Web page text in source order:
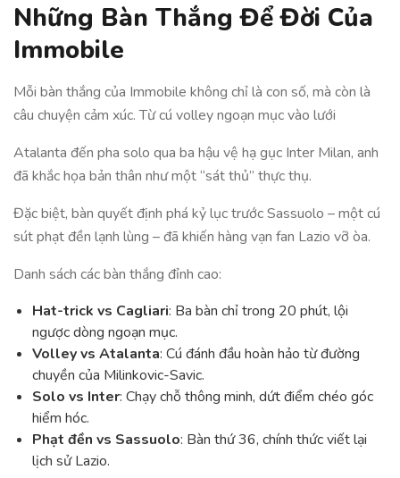
Những Bàn Thắng Để Đời Của
Immobile
Mỗi bàn thắng của Immobile không chỉ là con số, mà còn là
câu chuyện cảm xúc. Từ cú volley ngoạn mục vào lưới
Atalanta đến pha solo qua ba hậu vệ hạ gục Inter Milan, anh
đã khắc họa bản thân như một “sát thủ” thực thụ.
Đặc biệt, bàn quyết định phá kỷ lục trước Sassuolo – một cú
sút phạt đền lạnh lùng – đã khiến hàng vạn fan Lazio vỡ òa.
Danh sách các bàn thắng đỉnh cao:
Hat-trick vs Cagliari: Ba bàn chỉ trong 20 phút, lội
ngược dòng ngoạn mục.
Volley vs Atalanta: Cú đánh đầu hoàn hảo từ đường
chuyền của Milinkovic-Savic.
Solo vs Inter: Chạy chỗ thông minh, dứt điểm chéo góc
hiểm hóc.
Phạt đền vs Sassuolo: Bàn thứ 36, chính thức viết lại
lịch sử Lazio.